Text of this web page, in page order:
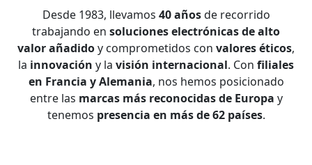
Desde 1983, llevamos 40 añosde recorrido
trabajando en soluciones electrónicas de alto
valor añadidoy comprometidos con valores éticos,
la innovación y la visión internacional. Con filiales
en Francia y Alemania, nos hemos posicionado
entre las marcas más reconocidas de Europa y
tenemos presencia en más de 62 países.